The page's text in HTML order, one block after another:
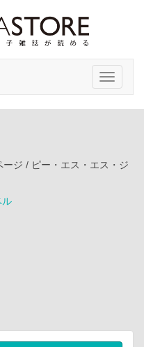
Toggle
ージ / ピー・エス・エス・ジ
ル